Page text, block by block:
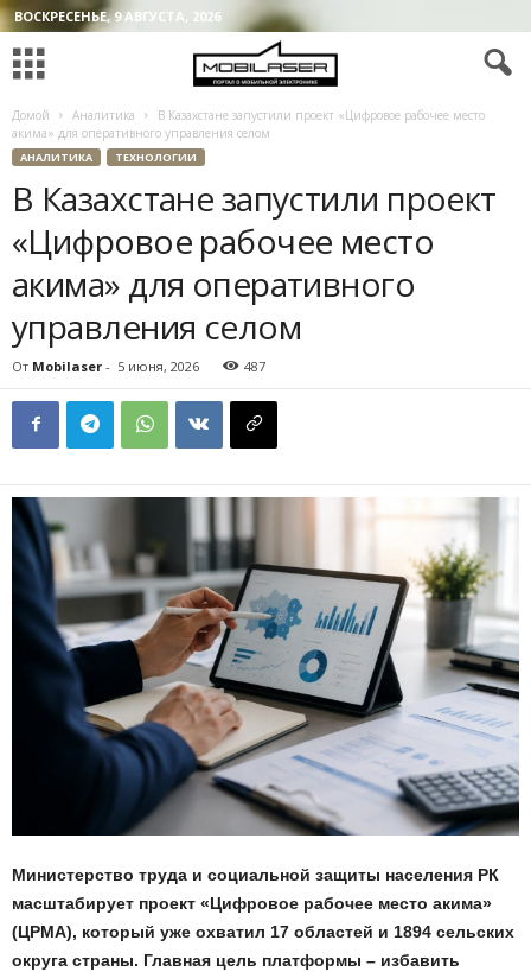
ВОСКРЕСЕНЬЕ, 9 АВГУСТА, 2026
Домой Аналитика
В Казахстане запустили проект «Цифровое рабочее место
акима» для оперативного управления селом
АНАЛИТИКА ТЕХНОЛОГИИ
В Казахстане запустили проект
«Цифровое рабочее место
акима» для оперативного
управления селом
От Mobilaser - 5 июня, 2026 487
Министерство труда и социальной защиты населения РК
масштабирует проект «Цифровое рабочее место акима»
(ЦРМА), который уже охватил 17 областей и 1894 сельских
округа страны. Главная цель платформы – избавить